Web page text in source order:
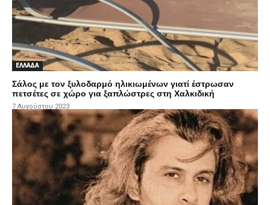
ΕΛΛΑΔΑ
Σάλος με τον ξυλοδαρμό ηλικιωμένων γιατί έστρωσαν
πετσέτες σε χώρο για ξαπλώστρες στη Χαλκιδική
7 Αυγούστου 2023